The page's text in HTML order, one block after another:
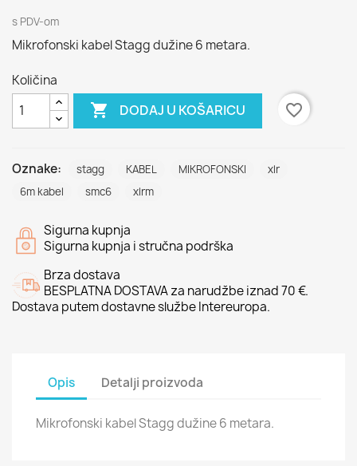
s PDV-om
Mikrofonski kabel Stagg dužine 6 metara.
Količina
 DODAJ U KOŠARICU favorite_border
Oznake: stagg KABEL MIKROFONSKI
xlr
6m kabel
smc6 xlrm
Sigurna kupnja
Sigurna kupnja i stručna podrška
Brza dostava
BESPLATNA DOSTAVA za narudžbe iznad 70 €.
Dostava putem dostavne službe Intereuropa.
Opis Detalji proizvoda
Mikrofonski kabel Stagg dužine 6 metara.